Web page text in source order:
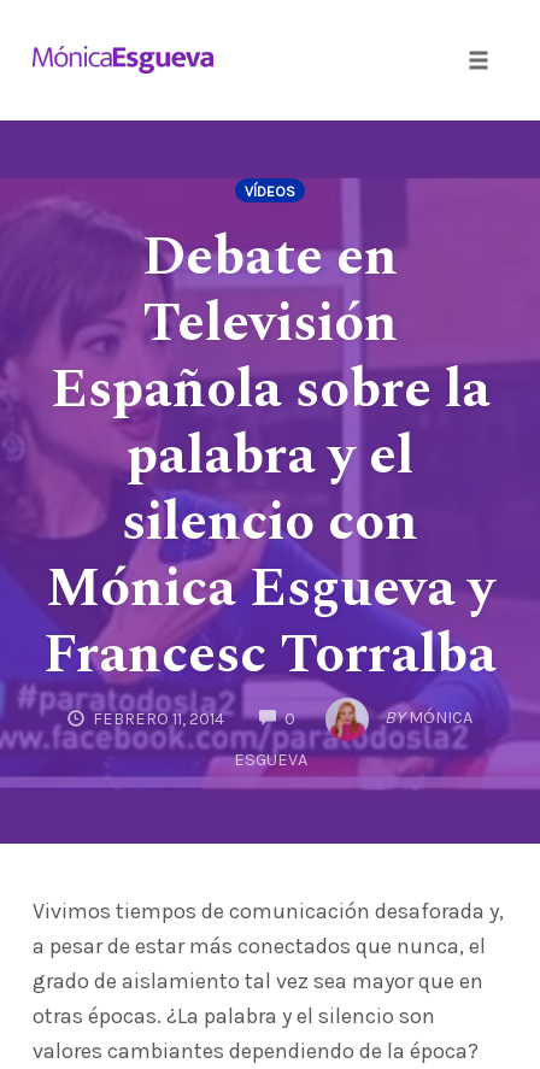
content
VÍDEOS
Debate en
Televisión
Española sobre la
palabra y el
silencio con
Mónica Esgueva y
Francesc Torralba
FEBRERO 11, 2014 0COMMENTSBYMÓNICA
ESGUEVA
Vivimos tiempos de comunicación desaforada y,
a pesar de estar más conectados que nunca, el
grado de aislamiento tal vez sea mayor que en
otras épocas. ¿La palabra y el silencio son
valores cambiantes dependiendo de la época?